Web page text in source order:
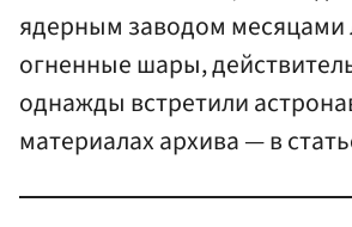
ядерным заводом месяцами
огненные шары,
однажды встретили
материалах архива — в